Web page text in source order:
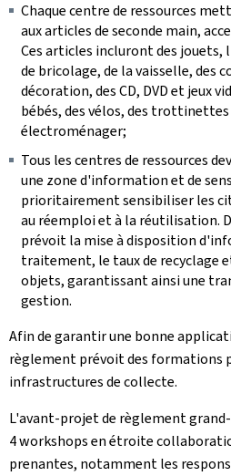
Chaque centre de ressources
aux articles de seconde main,
Ces articles incluront des jouets,
de bricolage, de la vaisselle, des
décoration, des CD, DVD et jeux
bébés, des vélos, des
électroménager;
Tous les centres de ressources
une zone d'information et de
prioritairement sensibiliser les
au réemploi et à la réutilisation.
prévoit la mise à disposition
traitement, le taux de recyclage
objets, garantissant ainsi une
gestion.
Afin de garantir une bonne
règlement prévoit des formations
infrastructures de collecte.
L'avant-projet de règlement
4 workshops en étroite
prenantes, notamment les